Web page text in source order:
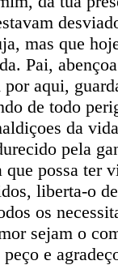
mas que
Pai,
por aqui,
de todo
da
pela
possa ter
liberta-o
os
sejam o
e